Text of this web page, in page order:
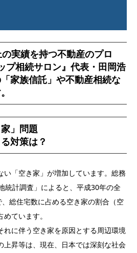
実績を持つ不動産のプロ
プ相続サロン』代表・田岡浩
家族信託」や不動産相続な
」問題
対策は？
い「空き家」が増加しています。総務
統計調査」によると、平成30年の全
総住宅数に占める空き家の割合（空
ています。
れに伴う空き家を原因とする周辺環境
上昇等は、現在、日本では深刻な社会